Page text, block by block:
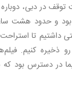
توقف در دبی،
بود و حدود هشت
داشتیم تا
ذخیره کنیم.
در دسترس بود که